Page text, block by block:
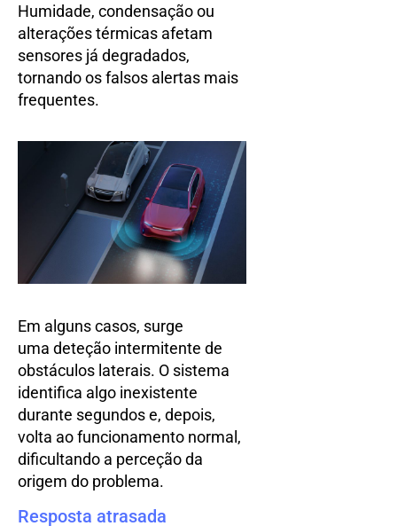
Humidade, condensação ou
alterações térmicas afetam
sensores já degradados,
tornando os falsos alertas mais
frequentes.
Em alguns casos, surge
uma deteção intermitente de
obstáculos laterais. O sistema
identifica algo inexistente
durante segundos e, depois,
volta ao funcionamento normal,
dificultando a perceção da
origem do problema.
Resposta atrasada